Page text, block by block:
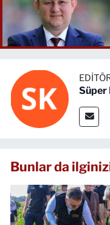
Süper
Bunlar da